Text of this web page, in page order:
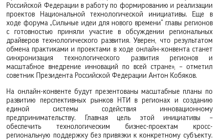
Российской Федерации в работу по формированию и реализации
проектов Национальной технологической инициативы. Еще в
ходе форума „Сильные идеи для нового времени“ главы регионов
с готовностью приняли участие в обсуждении региональных
драйверов технологического развития. Уверен, что результатом
обмена практиками и проектами в ходе онлайн-конвента станет
синхронизация технологического развития регионов и
масштабное внедрение инноваций по всей стране», – отметил
советник Президента Российской Федерации Антон Кобяков.
На онлайн-конвенте будут презентованы масштабные планы по
развитию перспективных рынков НТИ в регионах и созданию
единой системы содействия инновационному
предпринимательству. Главная цель этой инициативы –
обеспечить технологическим бизнес-проектам кросс-
региональную поддержку без привязки к конкретному субъекту.